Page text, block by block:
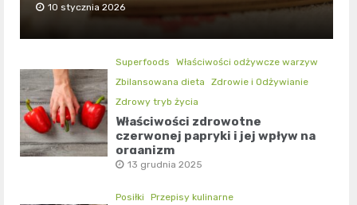
10 stycznia 2026
Superfoods
Właściwości odżywcze warzyw
Zbilansowana dieta
Zdrowie i Odżywianie
Zdrowy tryb życia
Właściwości zdrowotne
czerwonej papryki i jej wpływ na
organizm
13 grudnia 2025
Posiłki
Przepisy kulinarne